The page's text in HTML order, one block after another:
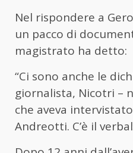
Nel rispondere a
un pacco di
magistrato ha detto:
“Ci sono anche le
giornalista, Nicotri –
che aveva
Andreotti. C’è il